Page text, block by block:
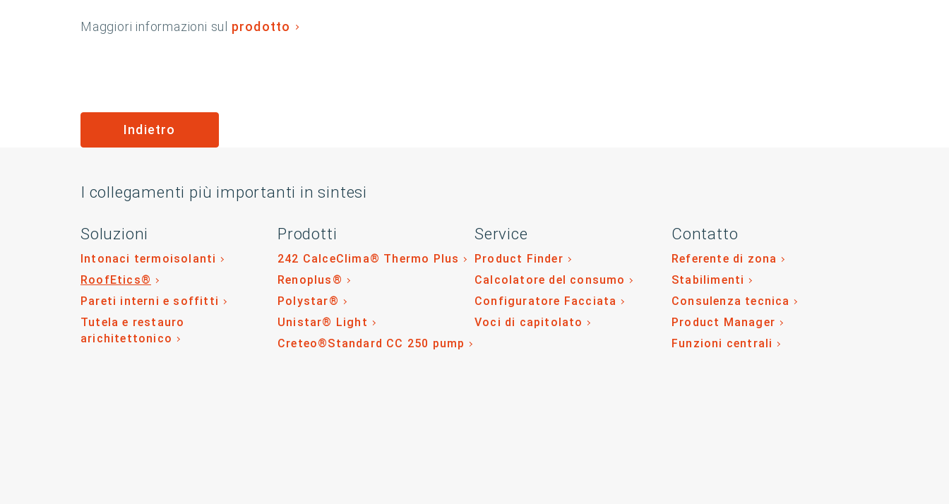
Maggiori informazioni sul prodotto
Indietro
I collegamenti più importanti in sintesi
Soluzioni
Intonaci termoisolanti
RoofEtics®
Pareti interni e soffitti
Tutela e restauro
arichitettonico
Prodotti
242 CalceClima® Thermo Plus
Renoplus®
Polystar®
Unistar® Light
Creteo®Standard CC 250 pump
Service
Product Finder
Calcolatore del consumo
Configuratore Facciata
Voci di capitolato
Contatto
Referente di zona
Stabilimenti
Consulenza tecnica
Product Manager
Funzioni centrali